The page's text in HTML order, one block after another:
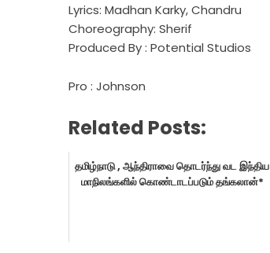
Lyrics: Madhan Karky, Chandru
Choreography: Sherif
Produced By : Potential Studios
Pro : Johnson
Related Posts:
தமிழ்நாடு , ஆந்திராவை தொடர்ந்து வட இந்திய
மாநிலங்களில் கொண்டாடப்படும் தங்கலான்*